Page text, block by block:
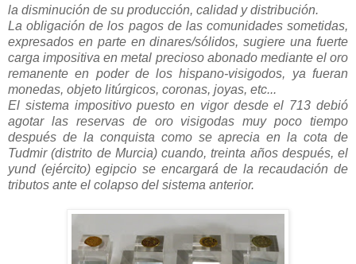
la disminución de su producción, calidad y distribución.
La obligación de los pagos de las comunidades sometidas,
expresados en parte en dinares/sólidos, sugiere una fuerte
carga impositiva en metal precioso abonado mediante el oro
remanente en poder de los hispano-visigodos, ya fueran
monedas, objeto litúrgicos, coronas, joyas, etc...
El sistema impositivo puesto en vigor desde el 713 debió
agotar las reservas de oro visigodas muy poco tiempo
después de la conquista como se aprecia en la cota de
Tudmir (distrito de Murcia) cuando, treinta años después, el
yund (ejército) egipcio se encargará de la recaudación de
tributos ante el colapso del sistema anterior.